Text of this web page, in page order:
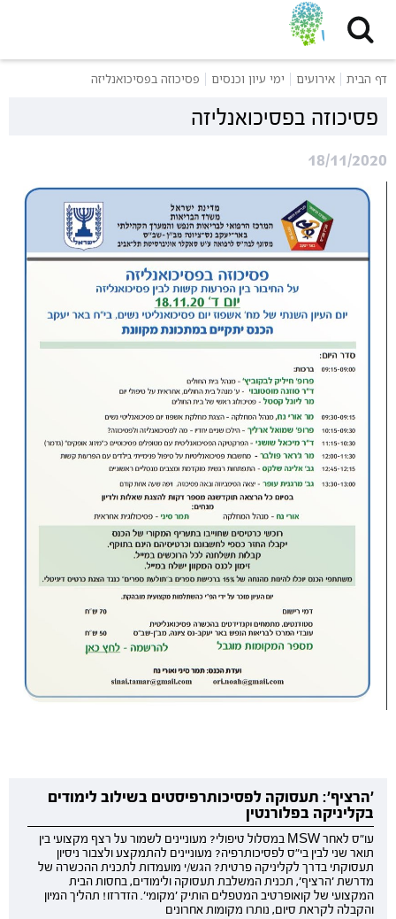
דף הבית אירועים ימי עיון וכנסים פסיכוזה בפסיכואנליזה
פסיכוזה בפסיכואנליזה
18/11/2020
'הרציף': תעסוקה לפסיכותרפיסטים בשילוב לימודים
בקליניקה בפלורנטין
עו"ס לאחר MSW במסלול טיפולי? מעוניינים לשמור על רצף מקצועי בין
תואר שני לבין בי"ס לפסיכותרפיה? מעוניינים להתמקצע ולצבור ניסיון
תעסוקתי בדרך לקליניקה פרטית? הגש/י מועמדות לתכנית ההכשרה של
מדרשת 'הרציף', תכנית המשלבת תעסוקה ולימודים, בחסות הבית
המקצועי של קואופרטיב המטפלים הותיק 'מקומי'. הזדרזו! תהליך המיון
והקבלה לקראת סיום, נותרו מקומות אחרונים